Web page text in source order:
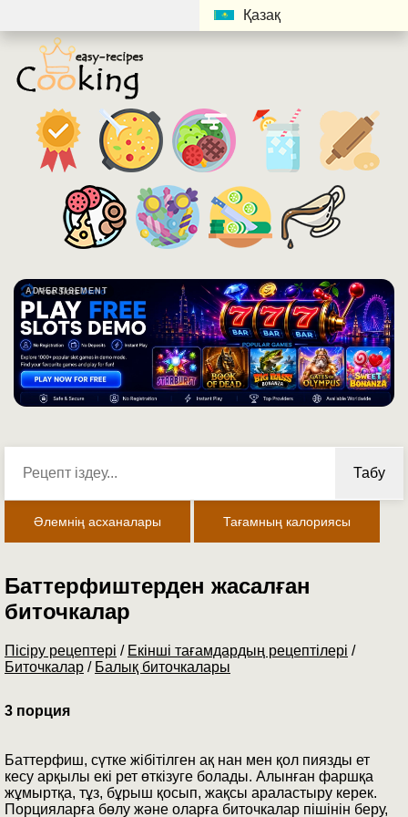
Қазақ
ADVERTISEMENT
Табу
Әлемнің асханалары Тағамның калориясы
Баттерфиштерден жасалған
биточкалар
Пісіру рецептері / Екінші тағамдардың рецептілері /
Биточкалар / Балық биточкалары
3 порция
Баттерфиш, сүтке жібітілген ақ нан мен қол пиязды ет
кесу арқылы екі рет өткізуге болады. Алынған фаршқа
жұмыртқа, тұз, бұрыш қосып, жақсы араластыру керек.
Порцияларға бөлу және оларға биточкалар пішінін беру,